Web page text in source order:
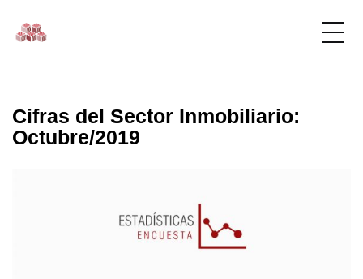
Cifras del Sector Inmobiliario:
Octubre/2019